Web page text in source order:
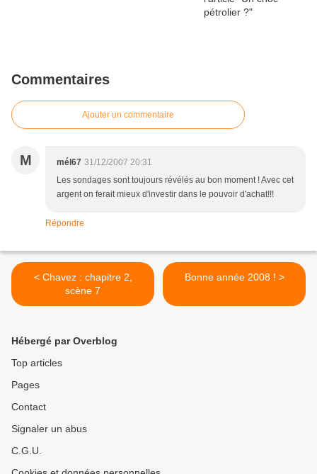
Commentaires
Ajouter un commentaire
M mél67 31/12/2007 20:31
Les sondages sont toujours révélés au bon moment ! Avec cet
argent on ferait mieux d'investir dans le pouvoir d'achat!!!
Répondre
< Chavez : chapitre 2,
scène 7
Bonne année 2008 ! >
Hébergé par Overblog
Top articles
Pages
Contact
Signaler un abus
C.G.U.